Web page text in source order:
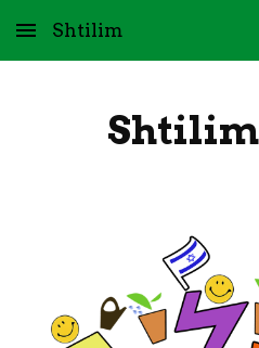
Skip to main content
Shtilim